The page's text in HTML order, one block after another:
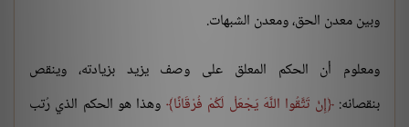
وبين معدن الحق، ومعدن الشبهات.
ومعلوم أن الحكم المعلق على وصف يزيد بزيادته، وينقص
بنقصانه: إِنْ تَتَّقُوا اللَّهَ يَجْعَلْ لَكُمْ فُرْقَانًا وهذا هو الحكم الذي رُتب